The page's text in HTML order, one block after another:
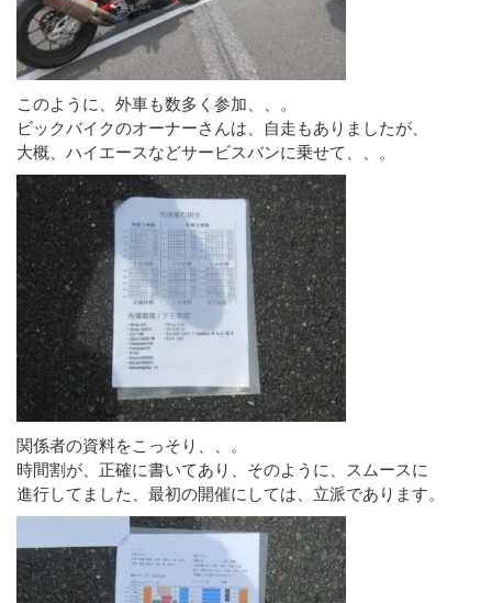
このように、外車も数多く参加、、。
ビックバイクのオーナーさんは、自走もありましたが、
大概、ハイエースなどサービスバンに乗せて、、。
関係者の資料をこっそり、、。
時間割が、正確に書いてあり、そのように、スムースに
進行してました、最初の開催にしては、立派であります。